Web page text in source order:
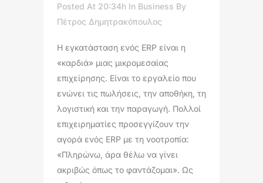
Posted At 20:34h In Business By
Πέτρος Δημητρακόπουλος
Η εγκατάσταση ενός ERP είναι η
«καρδιά» μιας μικρομεσαίας
επιχείρησης. Είναι το εργαλείο που
ενώνει τις πωλήσεις, την αποθήκη, τη
λογιστική και την παραγωγή. Πολλοί
επιχειρηματίες προσεγγίζουν την
αγορά ενός ERP με τη νοοτροπία:
«Πληρώνω, άρα θέλω να γίνει
ακριβώς όπως το φαντάζομαι». Ως